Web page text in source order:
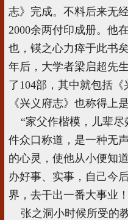
志》完成。不料后来无
2000余两付印成册。他
也，锳之心力瘁于此书
年后，大学者梁启超先
了104部，其中就包括《
《兴义府志》也称得上
“家父作楷模，儿辈尽
件众口称道，是一种无
的心灵，使他从小便知
办好事、实事，自己今
界，去干出一番大事业
张之洞小时候所受的